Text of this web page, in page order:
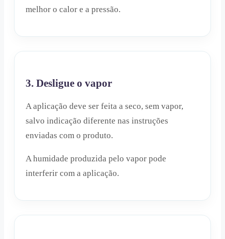
melhor o calor e a pressão.
3. Desligue o vapor
A aplicação deve ser feita a seco, sem vapor,
salvo indicação diferente nas instruções
enviadas com o produto.
A humidade produzida pelo vapor pode
interferir com a aplicação.